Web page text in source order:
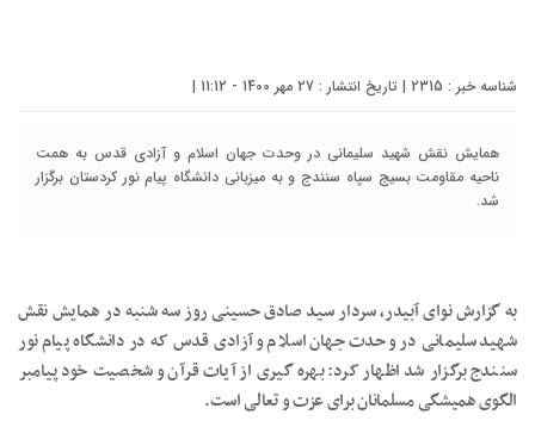
شناسه خبر : 2315 | تاریخ انتشار : 27 مهر 1400 - 11:12 |
همایش نقش شهید سلیمانی در وحدت جهان اسلام و آزادی قدس به همت
ناحیه مقاومت بسیج سپاه سنندج و به میزبانی دانشگاه پیام نور کردستان برگزار
شد.
به گزارش نوای آبیدر، سردار سید صادق حسینی روز سه شنبه در همایش نقش
شهید سلیمانی در وحدت جهان اسلام و آزادی قدس که در دانشگاه پیام نور
سنندج برگزار شد اظهار کرد: بهره گیری از آیات قرآن و شخصیت خود پیامبر
الگوی همیشگی مسلمانان برای عزت و تعالی است.